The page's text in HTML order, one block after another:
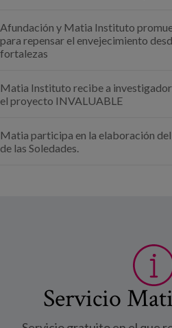
Afundación y Matia Instituto
para repensar el envejecimiento
fortalezas
Matia Instituto recibe a
el proyecto INVALUABLE
Matia participa en la elaboración
de las Soledades.
Servicio